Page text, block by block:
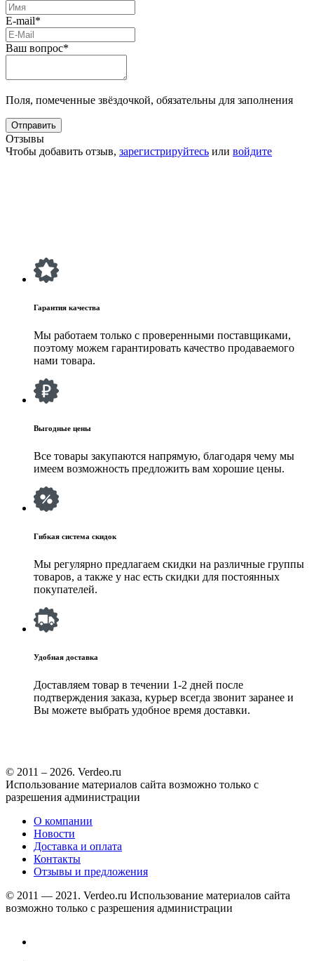
E-mail*
Ваш вопрос*
Поля, помеченные звёздочкой, обязательны для заполнения
Отзывы
Чтобы добавить отзыв, зарегистрируйтесь или войдите
Гарантия качества
Мы работаем только с проверенными поставщиками,
поэтому можем гарантировать качество продаваемого
нами товара.
Выгодные цены
Все товары закупаются напрямую, благодаря чему мы
имеем возможность предложить вам хорошие цены.
Гибкая система скидок
Мы регулярно предлагаем скидки на различные группы
товаров, а также у нас есть скидки для постоянных
покупателей.
Удобная доставка
Доставляем товар в течении 1-2 дней после
подтверждения заказа, курьер всегда звонит заранее и
Вы можете выбрать удобное время доставки.
© 2011 – 2026. Verdeo.ru
Использование материалов сайта возможно только с
разрешения администрации
О компании
Новости
Доставка и оплата
Контакты
Отзывы и предложения
© 2011 — 2021. Verdeo.ru Использование материалов сайта
возможно только с разрешения администрации